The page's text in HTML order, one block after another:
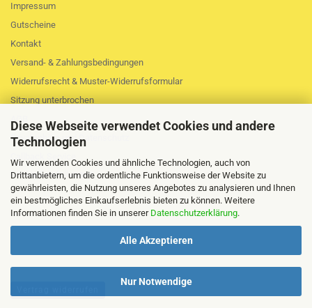
Diese Webseite verwendet Cookies und andere
Technologien
Wir verwenden Cookies und ähnliche Technologien, auch von
Drittanbietern, um die ordentliche Funktionsweise der Website zu
gewährleisten, die Nutzung unseres Angebotes zu analysieren und Ihnen
ein bestmögliches Einkaufserlebnis bieten zu können. Weitere
Informationen finden Sie in unserer Datenschutzerklärung.
Alle Akzeptieren
Nur Notwendige
Impressum
Gutscheine
Kontakt
Versand- & Zahlungsbedingungen
Widerrufsrecht & Muster-Widerrufsformular
Sitzung unterbrochen
AGB
Privatsphäre und Datenschutz
Callback Service
Cookie Einstellungen